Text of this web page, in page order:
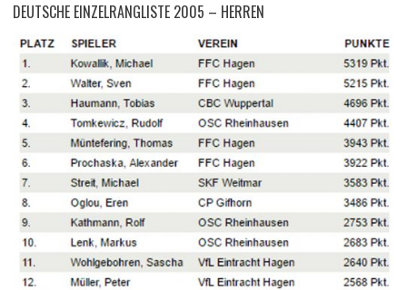
DEUTSCHE EINZELRANGLISTE 2005 – HERREN